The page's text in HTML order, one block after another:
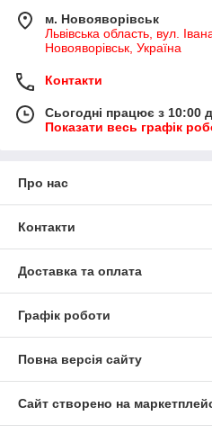
м. Новояворівськ
Львівська область, вул.
Новояворівськ, Україна
Контакти
Сьогодні працює з 10:00
Показати весь графік
Про нас
Контакти
Доставка та оплата
Графік роботи
Повна версія сайту
Сайт створено на